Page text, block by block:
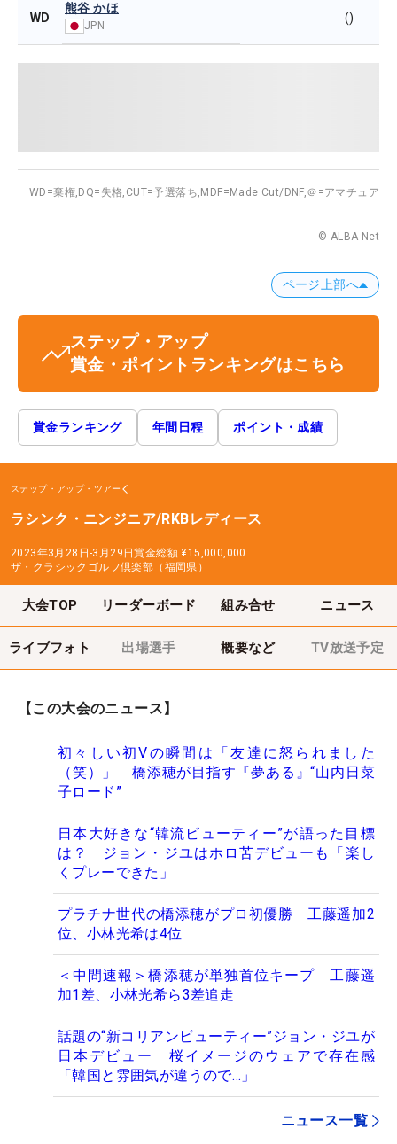
WD
熊谷 かほ
JPN
()
WD=棄権, DQ=失格, CUT=予選落ち, MDF=Made Cut/DNF,＠=アマチュア
© ALBA Net
ページ上部へ
ステップ・アップ
賞金・ポイントランキングはこちら
賞金ランキング 年間日程 ポイント・成績
ステップ・アップ・ツアー
ラシンク・ニンジニア/RKBレディース
2023年3月28日-3月29日賞金総額 ¥15,000,000
ザ・クラシックゴルフ倶楽部（福岡県）
大会TOP リーダーボード 組み合せ ニュース
ライブフォト 出場選手 概要など TV放送予定
【この大会のニュース】
初々しい初Vの瞬間は「友達に怒られました
（笑）」 橋添穂が目指す『夢ある』“山内日菜
子ロード”
日本大好きな“韓流ビューティー”が語った目標
は？ ジョン・ジユはホロ苦デビューも「楽し
くプレーできた」
プラチナ世代の橋添穂がプロ初優勝 工藤遥加2
位、小林光希は4位
＜中間速報＞橋添穂が単独首位キープ 工藤遥
加1差、小林光希ら3差追走
話題の“新コリアンビューティー”ジョン・ジユが
日本デビュー 桜イメージのウェアで存在感
「韓国と雰囲気が違うので…」
ニュース一覧